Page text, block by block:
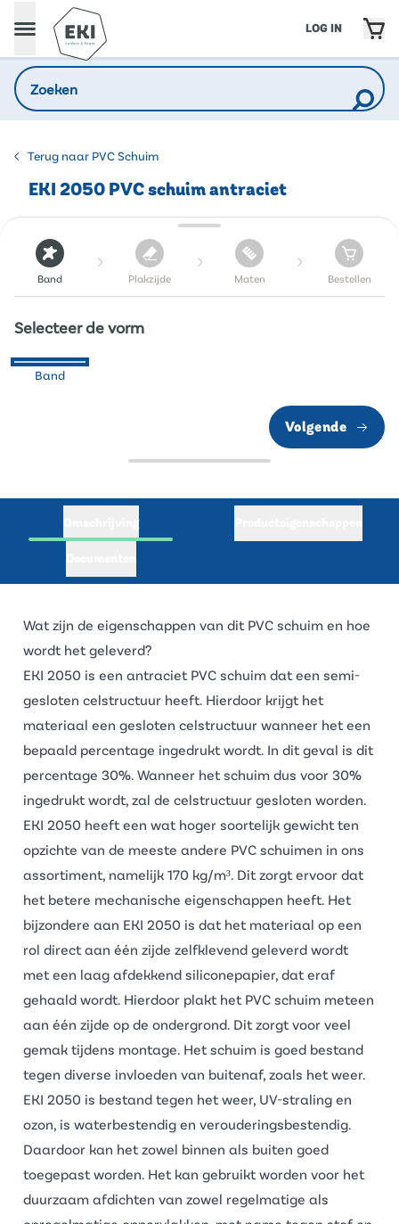
LOG IN
Terug naar PVC Schuim
EKI 2050 PVC schuim antraciet
Band Plakzijde Maten Bestellen
Selecteer de vorm
Band
Volgende
Wat zijn de eigenschappen van dit PVC schuim en hoe
wordt het geleverd?
EKI 2050 is een antraciet PVC schuim dat een semi-
gesloten celstructuur heeft. Hierdoor krijgt het
materiaal een gesloten celstructuur wanneer het een
bepaald percentage ingedrukt wordt. In dit geval is dit
percentage 30%. Wanneer het schuim dus voor 30%
ingedrukt wordt, zal de celstructuur gesloten worden.
EKI 2050 heeft een wat hoger soortelijk gewicht ten
opzichte van de meeste andere PVC schuimen in ons
assortiment, namelijk 170 kg/m³. Dit zorgt ervoor dat
het betere mechanische eigenschappen heeft. Het
bijzondere aan EKI 2050 is dat het materiaal op een
rol direct aan één zijde zelfklevend geleverd wordt
met een laag afdekkend siliconepapier, dat eraf
gehaald wordt. Hierdoor plakt het PVC schuim meteen
aan één zijde op de ondergrond. Dit zorgt voor veel
gemak tijdens montage. Het schuim is goed bestand
tegen diverse invloeden van buitenaf, zoals het weer.
EKI 2050 is bestand tegen het weer, UV-straling en
ozon, is waterbestendig en verouderingsbestendig.
Daardoor kan het zowel binnen als buiten goed
toegepast worden. Het kan gebruikt worden voor het
duurzaam afdichten van zowel regelmatige als